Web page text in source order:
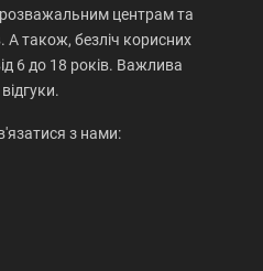
центрам та
також, безліч корисних
6 до 18 років. Важлива
з нами: